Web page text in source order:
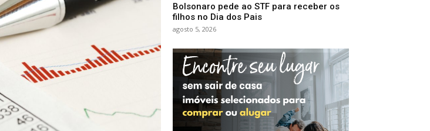
Bolsonaro pede ao STF para receber os
filhos no Dia dos Pais
agosto 5, 2026